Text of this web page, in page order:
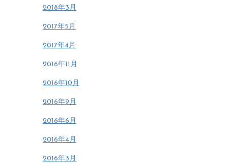
2018年3月
2017年5月
2017年4月
2016年11月
2016年10月
2016年9月
2016年6月
2016年4月
2016年3月